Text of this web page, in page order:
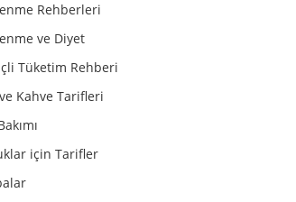
Rehberleri
ve Diyet
Tüketim Rehberi
Kahve Tarifleri
için Tarifler